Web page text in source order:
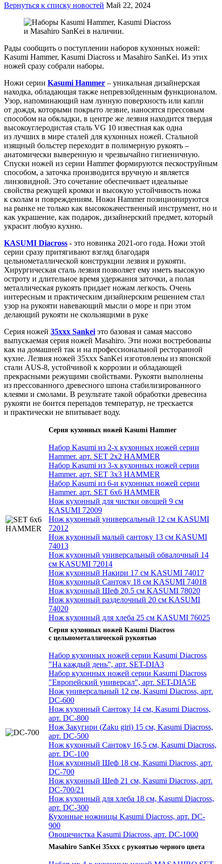
Вернуться к списку новостей Май 22, 2024
Рады сообщить о поступлении наборов кухонных ножей:
Kasumi Hammer, Kasumi Diacross и Masahiro SanKei. Из этих
ножей сразу собрали наборы.
Ножи серии Kasumi Hammer – уникальная дизайнерская
находка, обладающая также непревзойденным функционалом.
Узор, напоминающий нам лунную поверхность или капли
от дождя, которыми покрыто лезвие, наносятся прессовым
способом на обкладки, в центре же лезвия находится твердая
высокоуглеродистая сталь VG 10 известная как одна
из лучших в мире сталей для кухонных ножей. Стальной
изящный больстер переходит в полимерную рукоять –
анатомически выверенную и чрезвычайно гигиеничную.
Спуски ножей из серии Hammer формируются пескоструйным
способом, а заточка производится вручную и является
линзовидной. Это сочетание обеспечивает идеальные
свойства режущей кромки и высокую устойчивость ножа
к сколам и повреждениям. Ножи Hammer позиционируются
на рынке не только как высококачественный инструмент, но и
как украшение, как подарок, дизайнерский предмет, который
украсит любую кухню.
KASUMI Diacross - это новинка 2021-ого года. Ножи этой
серии сразу притягивают взгляд благодаря
цельнометаллической конструкции лезвия и рукояти.
Хирургическая сталь лезвия позволяет ему иметь высокую
остроту и длительное время удержания заточки, а полая
металлическая рукоять придает ножам легкость. Очень
интересным и практическим дизайнерским решением стал
узор на рукояти навевающий мысли о море и при этом
делающий рукояти не скользящими в руке
Серия ножей 35ххх Sankei это базовая и самая массово
выпускаемая серия ножей Masahiro. Эти ножи востребованы
как на домашней так и на профессиональной ресторанной
кухне. Лезвия ножей 35xxx SanKei изготовлены из японской
стали AUS-8, устойчивой к коррозии и обладающей
прекрасными режущими свойствами. Рукояти выполнены
из прессованного древесного шпона стабилизированного
клеями и смолами. В результате такой обработки древесина
рукояти не боится перепадов температур, не трескается
и практически не впитывает воду.
Серия кухонных ножей Kasumi Hammer
Набор Kasumi из 2-х кухонных ножей серии
Hammer. арт. SET 2x2 HAMMER
Набор Kasumi из 3-х кухонных ножей серии
Hammer. арт. SET 3x3 HAMMER
Набор Kasumi из 6-и кухонных ножей серии
Hammer. арт. SET 6x6 НАММЕR
Нож кухонный для чистки овощей 9 см
KASUMI 72009
Нож кухонный универсальный 12 см KASUMI
72012
Нож кухонный малый сантоку 13 см KASUMI
74013
Нож кухонный универсальный обвалочный 14
см KASUMI 72014
Нож кухонный Накири 17 см KASUMI 74017
Нож кухонный Сантоку 18 см KASUMI 74018
Нож кухонный Шеф 20.5 см KASUMI 78020
Нож кухонный разделочный 20 см KASUMI
74020
Нож кухонный для хлеба 25 см KASUMI 76025
Серия кухонных ножей Kasumi Diacross
с цельнометаллической рукоятью
Набор кухонных ножей серии Kasumi Diacross
"На каждый день", арт. SET-DIA3
Набор кухонных ножей серии Kasumi Diacross
"Европейский универсал", арт. SET-DIA5E
Нож универсальный 12 см, Kasumi Diacross, арт.
DC-600
Нож кухонный Сантоку 14 см, Kasumi Diacross,
арт. DC-800
Нож Закугири (Zaku giri) 15 см, Kasumi Diacross,
арт. DC-500
Нож кухонный Сантоку 16,5 см, Kasumi Diacross,
арт. DC-100
Нож кухонный Шеф 18 см, Kasumi Diacross, арт.
DC-700
Нож кухонный Шеф 21 см, Kasumi Diacross, арт.
DC-700/21
Нож кухонный для хлеба 18 см, Kasumi Diacross,
арт. DC-300
Кухонные ножницы Kasumi Diacross, арт. DC-
900
Овощечистка Kasumi Diacross, арт. DC-1000
Masahiro SanKei 35xxx с рукоятью черного цвета